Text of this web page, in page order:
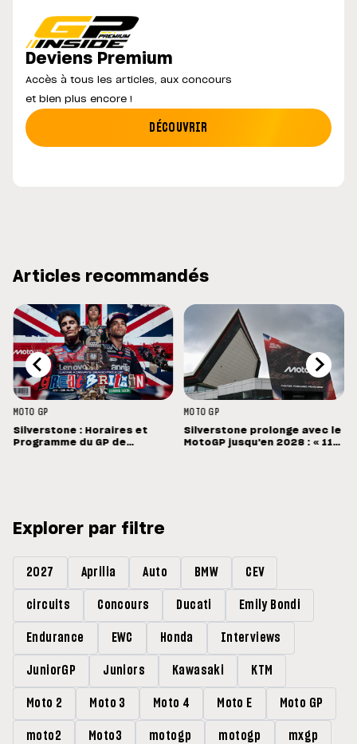
Deviens Premium
Accès à tous les articles, aux concours
et bien plus encore !
DÉCOUVRIR
Articles recommandés
MOTO GP
Silverstone : Horaires et
Programme du GP de
MOTO GP
Silverstone prolonge avec le
MotoGP jusqu'en 2028 : « 11
Explorer par filtre
2027 Aprilia Auto BMW CEV
circuits Concours Ducati Emily Bondi
Endurance EWC Honda Interviews
JuniorGP Juniors Kawasaki KTM
Moto 2 Moto 3 Moto 4 Moto E Moto GP
moto2 Moto3 motogp motogp mxgp